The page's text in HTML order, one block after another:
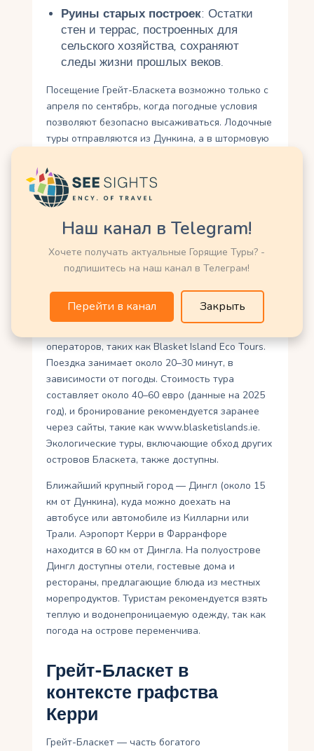
Руины старых построек: Остатки
стен и террас, построенных для
сельского хозяйства, сохраняют
следы жизни прошлых веков.
Посещение Грейт-Бласкета возможно только с
апреля по сентябрь, когда погодные условия
позволяют безопасно высаживаться. Лодочные
туры отправляются из Дункина, а в штормовую
инфраструктуры, поэтому посетителям
необходимо брать с собой еду, воду и
подходящую одежду.
Как добраться и
практическая
информация
Добраться до Грейт-Бласкета можно на лодке
операторов, таких как Blasket Island Eco Tours.
Поездка занимает около 20–30 минут, в
зависимости от погоды. Стоимость тура
составляет около 40–60 евро (данные на 2025
год), и бронирование рекомендуется заранее
через сайты, такие как www.blasketislands.ie.
Экологические туры, включающие обход других
островов Бласкета, также доступны.
Ближайший крупный город — Дингл (около 15
км от Дункина), куда можно доехать на
автобусе или автомобиле из Килларни или
Трали. Аэропорт Керри в Фарранфоре
находится в 60 км от Дингла. На полуострове
Дингл доступны отели, гостевые дома и
рестораны, предлагающие блюда из местных
морепродуктов. Туристам рекомендуется взять
теплую и водонепроницаемую одежду, так как
погода на острове переменчива.
Грейт-Бласкет в
контексте графства
Керри
Грейт-Бласкет — часть богатого
Наш канал в Telegram!
Хочете получать актуальные Горящие Туры? -
подпишитесь на наш канал в Телеграм!
Перейти в канал Закрыть